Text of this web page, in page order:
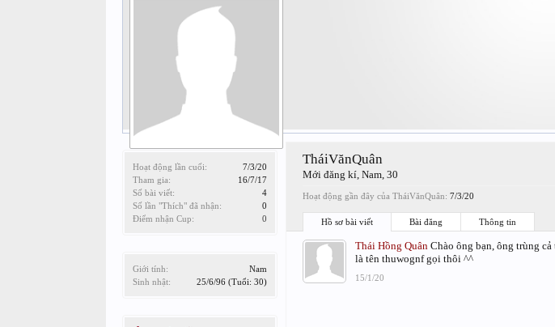
Hoạt động lần cuối:
7/3/20
Tham gia:
16/7/17
Số bài viết:
4
Số lần "Thích" đã nhận:
0
Điểm nhận Cup:
0
Giới tính:
Nam
Sinh nhật:
25/6/96 (Tuổi: 30)
TháiVănQuân
Mới đăng kí, Nam, 30
Hoạt động gần đây của TháiVănQuân: 7/3/20
Hồ sơ bài viết Bài đăng Thông tin
Thái Hồng Quân Chào ông bạn, ông trùng
là tên thuwognf gọi thôi ^^
15/1/20